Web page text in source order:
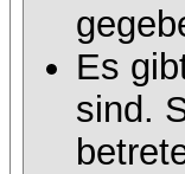
Es
sind.